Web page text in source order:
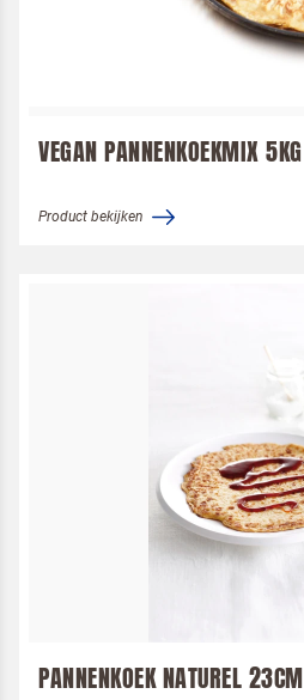
VEGAN PANNENKOEKMIX 5KG
Product bekijken
PANNENKOEK NATUREL 23CM